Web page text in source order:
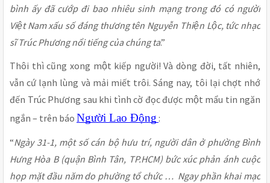
bình ấy đã cướp đi bao nhiêu sinh mạng trong đó có người
Việt Nam xấu số đáng thương tên Nguyễn Thiện Lộc, tức nhạc
sĩ Trúc Phương nổi tiếng của chúng ta.”
Thôi thì cũng xong một kiếp người! Và dòng đời, tất nhiên,
vẫn cứ lạnh lùng và mải miết trôi. Sáng nay, tôi lại chợt nhớ
đến Trúc Phương sau khi tình cờ đọc được một mẩu tin ngăn
ngắn – trên báo Người Lao Động :
“Ngày 31-1, một số cán bộ hưu trí, người dân ở phường Bình
Hưng Hòa B (quận Bình Tân, TP.HCM) bức xúc phản ánh cuộc
họp mặt đầu năm do phường tổ chức … Ngay phần khai mạc